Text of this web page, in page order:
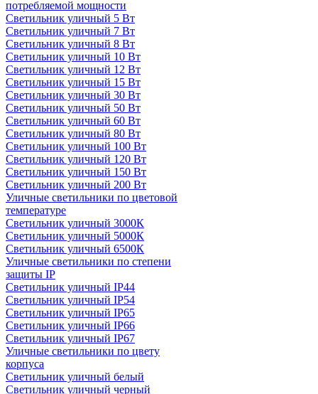
потребляемой мощности
Светильник уличный 5 Вт
Светильник уличный 7 Вт
Светильник уличный 8 Вт
Светильник уличный 10 Вт
Светильник уличный 12 Вт
Светильник уличный 15 Вт
Светильник уличный 30 Вт
Светильник уличный 50 Вт
Светильник уличный 60 Вт
Светильник уличный 80 Вт
Светильник уличный 100 Вт
Светильник уличный 120 Вт
Светильник уличный 150 Вт
Светильник уличный 200 Вт
Уличные светильники по цветовой
температуре
Cветильник уличный 3000К
Cветильник уличный 5000К
Cветильник уличный 6500К
Уличные светильники по степени
защиты IP
Светильник уличный IP44
Светильник уличный IP54
Светильник уличный IP65
Светильник уличный IP66
Светильник уличный IP67
Уличные светильники по цвету
корпуса
Светильник уличный белый
Светильник уличный черный